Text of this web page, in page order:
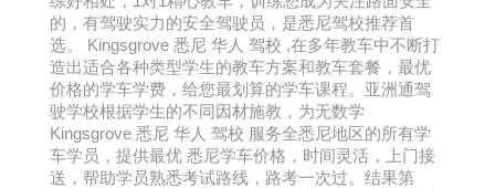
的，有驾驶实力的安全驾驶员，是悉尼驾校推荐首
选。 Kingsgrove 悉尼 华人 驾校 ,在多年教车中不断打
造出适合各种类型学生的教车方案和教车套餐，最优
价格的学车学费，给您最划算的学车课程。亚洲通驾
驶学校根据学生的不同因材施教，为无数学
Kingsgrove 悉尼 华人 驾校 服务全悉尼地区的所有学
车学员，提供最优 悉尼学车价格，时间灵活，上门接
送，帮助学员熟悉考试路线，路考一次过。结果第